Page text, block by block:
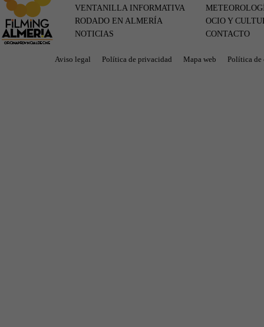
VENTANILLA INFORMATIVA
RODADO EN ALMERÍA
NOTICIAS
OCIO Y
CONTACTO
Aviso legal Política de privacidad Mapa web Política de